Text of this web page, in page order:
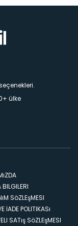
ülke
SöZLEşMESI
İADE POLITIKASı
SATış SöZLEşMESI